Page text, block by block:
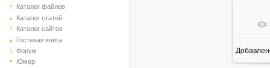
Каталог файлов
Каталог статей
Каталог сайтов
Гостевая книга
Форум
Юмор